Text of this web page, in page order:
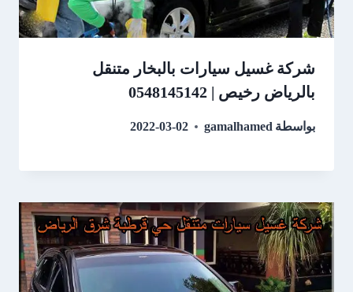
شركة غسيل سيارات بالبخار متنقل
بالرياض رخيص | 0548145142
بواسطة gamalhamed
2022-03-02